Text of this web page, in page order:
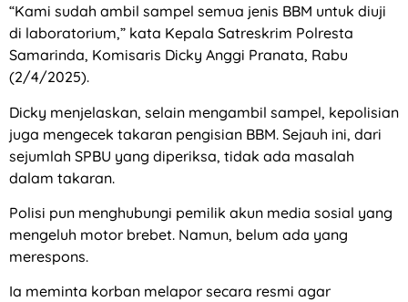
“Kami sudah ambil sampel semua jenis BBM untuk diuji
di laboratorium,” kata Kepala Satreskrim Polresta
Samarinda, Komisaris Dicky Anggi Pranata, Rabu
(2/4/2025).
Dicky menjelaskan, selain mengambil sampel, kepolisian
juga mengecek takaran pengisian BBM. Sejauh ini, dari
sejumlah SPBU yang diperiksa, tidak ada masalah
dalam takaran.
Polisi pun menghubungi pemilik akun media sosial yang
mengeluh motor brebet. Namun, belum ada yang
merespons.
Ia meminta korban melapor secara resmi agar